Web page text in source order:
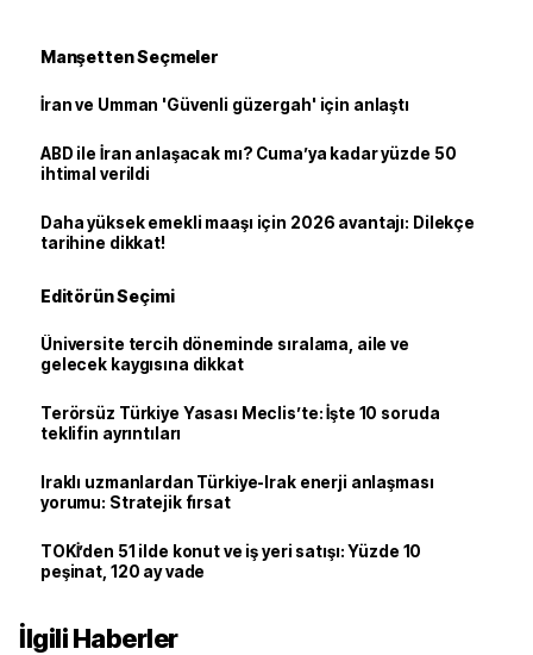
Manşetten Seçmeler
İran ve Umman 'Güvenli güzergah' için anlaştı
ABD ile İran anlaşacak mı? Cuma’ya kadar yüzde 50
ihtimal verildi
Daha yüksek emekli maaşı için 2026 avantajı: Dilekçe
tarihine dikkat!
Editörün Seçimi
Üniversite tercih döneminde sıralama, aile ve
gelecek kaygısına dikkat
Terörsüz Türkiye Yasası Meclis’te: İşte 10 soruda
teklifin ayrıntıları
Iraklı uzmanlardan Türkiye-Irak enerji anlaşması
yorumu: Stratejik fırsat
TOKİ’den 51 ilde konut ve iş yeri satışı: Yüzde 10
peşinat, 120 ay vade
İlgili Haberler